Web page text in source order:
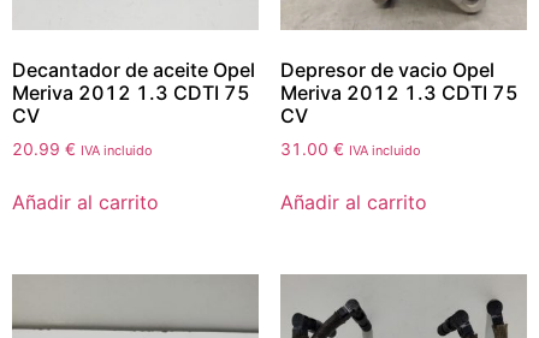
Decantador de aceite Opel
Meriva 2012 1.3 CDTI 75
CV
20.99 € IVA incluido
Añadir al carrito
Depresor de vacio Opel
Meriva 2012 1.3 CDTI 75
CV
31.00 € IVA incluido
Añadir al carrito